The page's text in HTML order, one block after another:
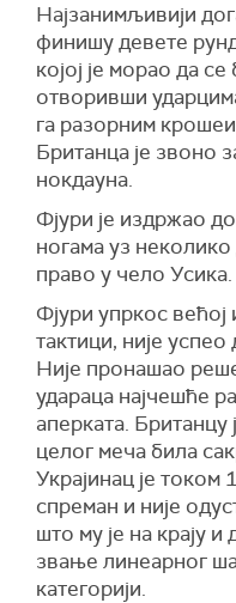
Најзанимљивији
финишу девете
којој је морао да
отворивши
га разорним
Британца је звоно
нокдауна.
Фјури је издржао
ногама уз
право у чело Усика.
Фјури упркос
тактици, није
Није пронашао
удараца најчешће
аперката. Британцу
целог меча била
Украјинац је током
спреман и није
што му је на крају
звање линеарног
категорији.